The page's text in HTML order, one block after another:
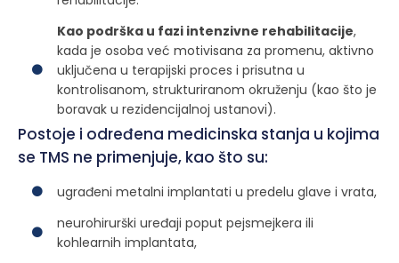
Kao podrška u fazi intenzivne rehabilitacije,
kada je osoba već motivisana za promenu, aktivno
uključena u terapijski proces i prisutna u
kontrolisanom, strukturiranom okruženju (kao što je
boravak u rezidencijalnoj ustanovi).
Postoje i određena medicinska stanja u kojima
se TMS ne primenjuje, kao što su:
ugrađeni metalni implantati u predelu glave i vrata,
neurohirurški uređaji poput pejsmejkera ili
kohlearnih implantata,